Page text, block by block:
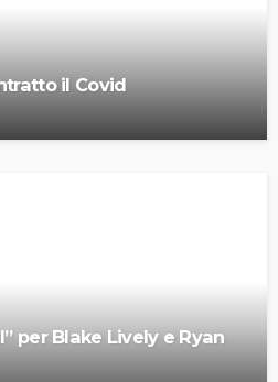
il Covid
per Blake Lively e Ryan